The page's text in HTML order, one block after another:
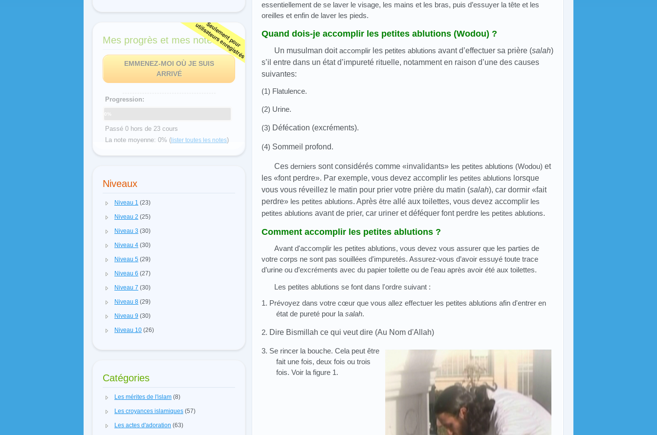
Mes progrès et mes notes
EMMENEZ-MOI OÙ JE SUIS
ARRIVÉ
Progression:
0%
Passé 0 hors de 23 cours
La note moyenne: 0% (lister toutes les notes)
Niveaux
Niveau 1 (23)
Niveau 2 (25)
Niveau 3 (30)
Niveau 4 (30)
Niveau 5 (29)
Niveau 6 (27)
Niveau 7 (30)
Niveau 8 (29)
Niveau 9 (30)
Niveau 10 (26)
Catégories
Les mérites de l'islam (8)
Les croyances islamiques (57)
Les actes d'adoration (63)
essentiellement de se laver le visage, les mains et les bras, puis d’essuyer la tête et les
oreilles et enfin de laver les pieds.
Quand dois-je accomplir les petites ablutions (Wodou) ?
Un musulman doitaccomplir les petites ablutionsavant d’effectuer sa prière (salah)
s’il entre dans un état d’impureté rituelle, notamment en raison d’une des causes
suivantes:
(1) Flatulence.
(2) Urine.
(3) Défécation (excréments).
(4) Sommeil profond.
Cesdernierssont considérés comme «invalidants» les petites ablutions (Wodou) et
les «font perdre». Par exemple, vous devez accomplir les petites ablutions lorsque
vous vous réveillez le matin pour prier votre prière du matin (salah), car dormir «fait
perdre» les petites ablutions. Après être allé aux toilettes, vous devez accomplir les
petites ablutions avant de prier, car uriner et déféquer font perdre les petites ablutions.
Comment accomplir les petites ablutions ?
Avant d'accomplir les petites ablutions, vous devez vous assurer que les parties de
votre corps ne sont pas souillées d'impuretés. Assurez-vous d’avoir essuyé toute trace
d’urine ou d’excréments avec du papier toilette ou de l’eau après avoir été aux toilettes.
Les petites ablutions se font dans l'ordre suivant :
1. Prévoyez dans votre cœur que vous allez effectuer les petites ablutions afin d'entrer en
état de pureté pour lasalah.
2. Dire Bismillah ce qui veut dire (Au Nom d'Allah)
3. Se rincer la bouche. Cela peut être
fait une fois, deux fois ou trois
fois. Voir la figure 1.